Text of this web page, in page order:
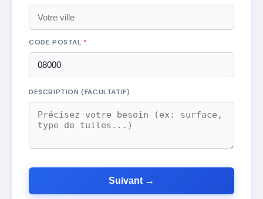
CODE POSTAL *
DESCRIPTION (FACULTATIF)
Suivant →